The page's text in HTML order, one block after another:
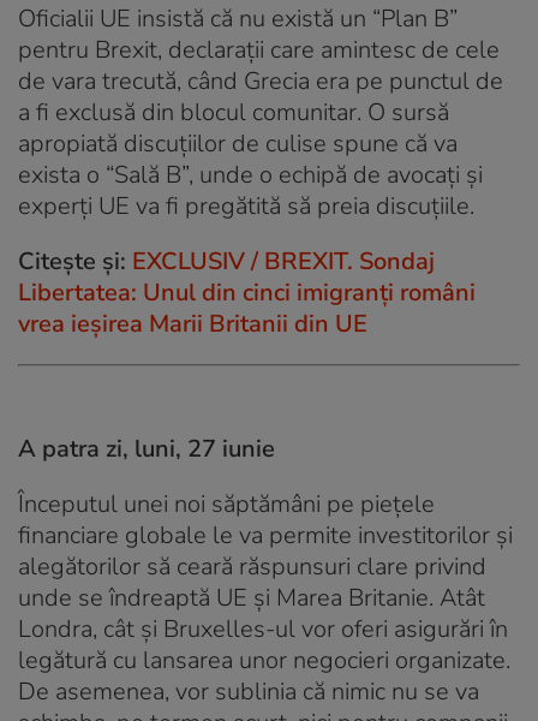
Oficialii UE insistă că nu există un “Plan B”
pentru Brexit, declaraţii care amintesc de cele
de vara trecută, când Grecia era pe punctul de
a fi exclusă din blocul comunitar. O sursă
apropiată discuţiilor de culise spune că va
exista o “Sală B”, unde o echipă de avocaţi şi
experţi UE va fi pregătită să preia discuţiile.
Citește și: EXCLUSIV / BREXIT. Sondaj
Libertatea: Unul din cinci imigranți români
vrea ieșirea Marii Britanii din UE
A patra zi, luni, 27 iunie
Începutul unei noi săptămâni pe pieţele
financiare globale le va permite investitorilor şi
alegătorilor să ceară răspunsuri clare privind
unde se îndreaptă UE şi Marea Britanie. Atât
Londra, cât şi Bruxelles-ul vor oferi asigurări în
legătură cu lansarea unor negocieri organizate.
De asemenea, vor sublinia că nimic nu se va